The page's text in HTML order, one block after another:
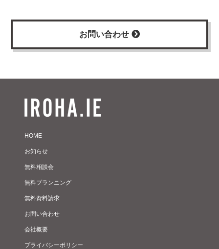
お問い合わせ
HOME
お知らせ
無料相談会
無料プランニング
無料資料請求
お問い合わせ
会社概要
プライバシーポリシー